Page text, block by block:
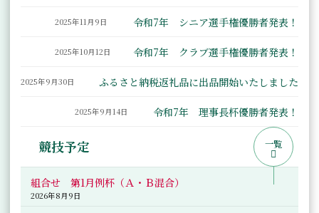
令和7年 シニア選手権優勝者発表！
2025年11月9日
令和7年 クラブ選手権優勝者発表！
2025年10月12日
ふるさと納税返礼品に出品開始いたしました
2025年9月30日
令和7年 理事長杯優勝者発表！
2025年9月14日
競技予定 一覧
組合せ 第1月例杯（Ａ・Ｂ混合）
2026年8月9日